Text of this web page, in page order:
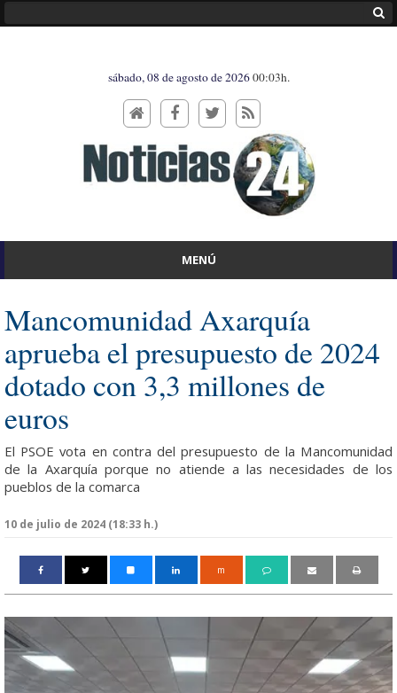
sábado, 08 de agosto de 202600:03h.
MENÚ
Mancomunidad Axarquía
aprueba el presupuesto de 2024
dotado con 3,3 millones de
euros
El PSOE vota en contra del presupuesto de la Mancomunidad
de la Axarquía porque no atiende a las necesidades de los
pueblos de la comarca
10 de julio de 2024 (18:33 h.)
m